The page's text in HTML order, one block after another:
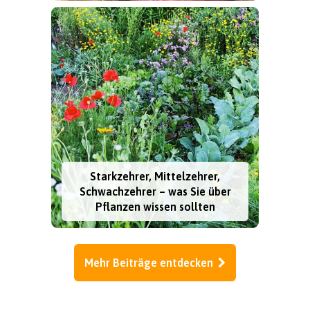
Starkzehrer, Mittelzehrer,
Schwachzehrer – was Sie über
Pflanzen wissen sollten
Mehr Beiträge entdecken